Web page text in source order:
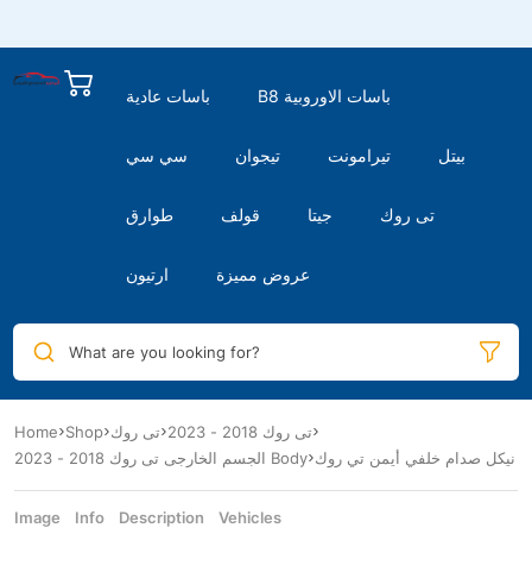
باسات عادية B8 باسات الاوروبية
سي سي تيجوان تيرامونت بيتل
طوارق قولف جيتا تى روك
ارتيون عروض مميزة
What are you looking for?
Home Shop تى روك
تى روك 2018 - 2023
الجسم الخارجى تى روك 2018 - 2023 Body نيكل صدام خلفي أيمن تي روك
Image Info Description Vehicles